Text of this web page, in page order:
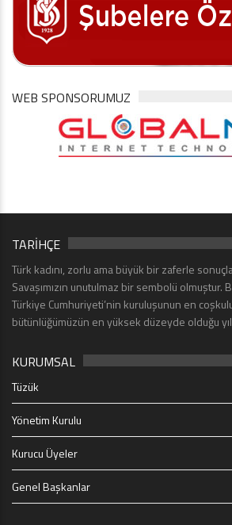
WEB SPONSORUMUZ
TARİHÇE
Türk kadını, zorlu ama büyük bir zaferle
Savaşımızın unutulmaz bir sembolü
Türkiye Cumhuriyeti’nin kuruluşunun en
bütünlüğümüzün en yüksek düzeyde olduğu
KURUMSAL
Tüzük
Yönetim Kurulu
Kurucu Üyeler
Genel Başkanlar